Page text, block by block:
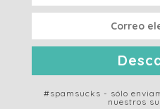
#spamsucks - sólo
nuestros